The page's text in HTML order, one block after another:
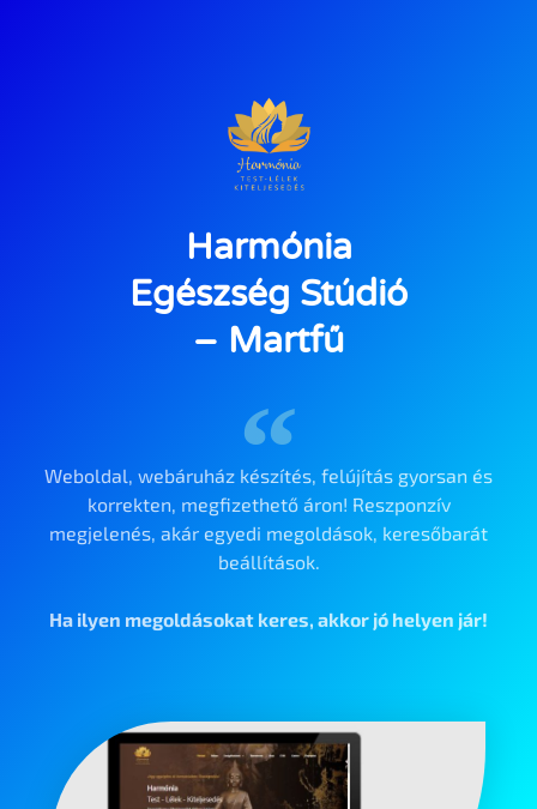
Harmónia
Egészség Stúdió
– Martfű
Weboldal, webáruház készítés, felújítás gyorsan és
korrekten, megfizethető áron! Reszponzív
megjelenés, akár egyedi megoldások, keresőbarát
beállítások.
Ha ilyen megoldásokat keres, akkor jó helyen jár!